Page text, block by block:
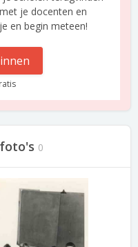
je docenten en
en begin meteen!
0